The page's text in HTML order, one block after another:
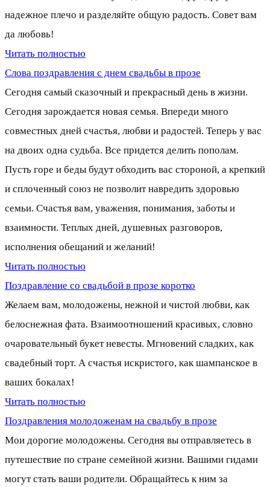
надежное плечо и разделяйте общую радость. Совет вам
да любовь!
Читать полностью
Слова поздравления с днем свадьбы в прозе
Сегодня самый сказочный и прекрасный день в жизни.
Сегодня зарождается новая семья. Впереди много
совместных дней счастья, любви и радостей. Теперь у вас
на двоих одна судьба. Все придется делить пополам.
Пусть горе и беды будут обходить вас стороной, а крепкий
и сплоченный союз не позволит навредить здоровью
семьи. Счастья вам, уважения, понимания, заботы и
взаимности. Теплых дней, душевных разговоров,
исполнения обещаний и желаний!
Читать полностью
Поздравление со свадьбой в прозе коротко
Желаем вам, молодожены, нежной и чистой любви, как
белоснежная фата. Взаимоотношений красивых, словно
очаровательный букет невесты. Мгновений сладких, как
свадебный торт. А счастья искристого, как шампанское в
ваших бокалах!
Читать полностью
Поздравления молодоженам на свадьбу в прозе
Мои дорогие молодожены. Сегодня вы отправляетесь в
путешествие по стране семейной жизни. Вашими гидами
могут стать ваши родители. Обращайтесь к ним за